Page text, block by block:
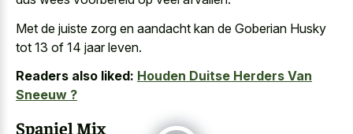
Met de juiste zorg en aandacht kan de Goberian Husky
tot 13 of 14 jaar leven.
Readers also liked: Houden Duitse Herders Van
Sneeuw ?
Spaniel Mix